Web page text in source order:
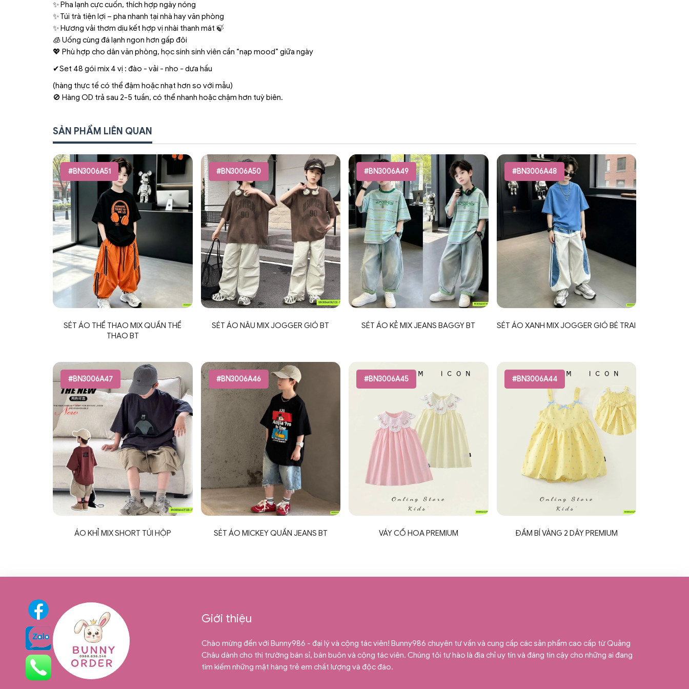
✨ Pha lạnh cực cuốn, thích hợp ngày nóng
✨ Túi trà tiện lợi – pha nhanh tại nhà hay văn phòng
✨ Hương vải thơm dịu kết hợp vị nhài thanh mát 🍃
🧊 Uống cùng đá lạnh ngon hơn gấp đôi
💖 Phù hợp cho dân văn phòng, học sinh sinh viên cần “nạp mood” giữa ngày
✔Set 48 gói mix 4 vị : đào - vải - nho - dưa hấu
(hàng thực tế có thể đậm hoặc nhạt hơn so với mẫu)
🚫 Hàng OD trả sau 2-5 tuần, có thể nhanh hoặc chậm hơn tuỳ biên.
SẢN PHẨM LIÊN QUAN
#BN3006A51
SÉT ÁO THỂ THAO MIX QUẦN THỂ
THAO BT
#BN3006A50
SÉT ÁO NÂU MIX JOGGER GIÓ BT
#BN3006A49
SÉT ÁO KẺ MIX JEANS BAGGY BT
#BN3006A48
SÉT ÁO XANH MIX JOGGER GIÓ BÉ TRAI
#BN3006A47
ÁO KHỈ MIX SHORT TÚI HỘP
#BN3006A46
SÉT ÁO MICKEY QUẦN JEANS BT
#BN3006A45
VÁY CỔ HOA PREMIUM
#BN3006A44
ĐẦM BÍ VÀNG 2 DÂY PREMIUM
Giới thiệu
Chào mừng đến với Bunny986 - đại lý và cộng tác viên! Bunny986 chuyên tư vấn và cung cấp các sản phẩm cao cấp từ Quảng
Châu dành cho thị trường bán sỉ, bán buôn và cộng tác viên. Chúng tôi tự hào là địa chỉ uy tín và đáng tin cậy cho những ai đang
tìm kiếm những mặt hàng trẻ em chất lượng và độc đáo.